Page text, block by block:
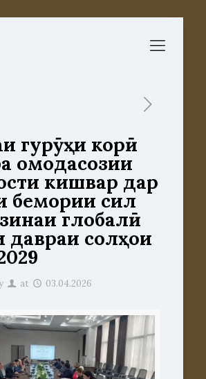
гурӯҳи корӣ
омодасозии
кишвар дар
бемории сил
глобалӣ
давраи солҳои
at 03.04.2026